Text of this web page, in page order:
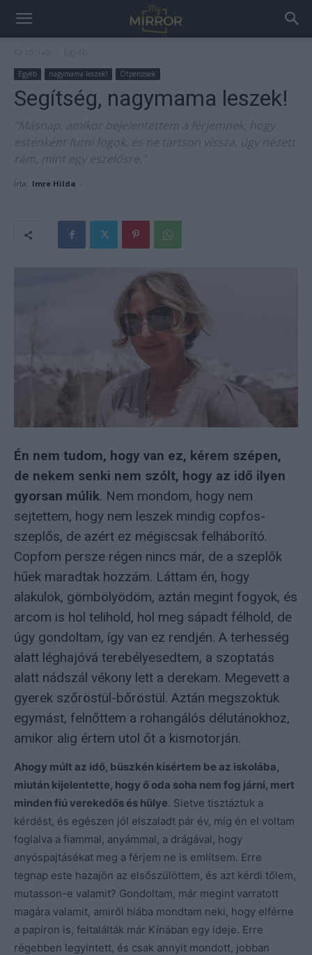
Egyéb nagymama leszek! Ötpercesek
Segítség, nagymama leszek!
"Másnap, amikor bejelentettem a férjemnek, hogy
esténként futni fogok, és ne tartson vissza, úgy nézett
rám, mint egy eszelősre."
Írta: Imre Hilda -
Én nem tudom, hogy van ez, kérem szépen,
de nekem senki nem szólt, hogy az idő ilyen
gyorsan múlik. Nem mondom, hogy nem
sejtettem, hogy nem leszek mindig copfos-
szeplős, de azért ez mégiscsak felháborító.
Copfom persze régen nincs már, de a szeplők
hűek maradtak hozzám. Láttam én, hogy
alakulok, gömbölyödöm, aztán megint fogyok, és
arcom is hol telihold, hol meg sápadt félhold, de
úgy gondoltam, így van ez rendjén. A terhesség
alatt léghajóvá terebélyesedtem, a szoptatás
alatt nádszál vékony lett a derekam. Megevett a
gyerek szőröstül-bőröstül. Aztán megszoktuk
egymást, felnőttem a rohangálós délutánokhoz,
amikor alig értem utol őt a kismotorján.
Ahogy múlt az idő, büszkén kísértem be az iskolába,
miután kijelentette, hogy ő oda soha nem fog járni, mert
minden fiú verekedős és hülye. Sietve tisztáztuk a
kérdést, és egészen jól elszaladt pár év, míg én el voltam
foglalva a fiammal, anyámmal, a drágával, hogy
anyóspajtásékat meg a férjem ne is említsem. Erre
tegnap este hazajön az elsőszülöttem, és azt kérdi tőlem,
mutasson-e valamit? Gondoltam, már megint varratott
magára valamit, amiről hiába mondtam neki, hogy elférne
a papíron is, feltalálták már Kínában egy ideje. Erre
régebben legyintett, és csak annyit mondott, jobban